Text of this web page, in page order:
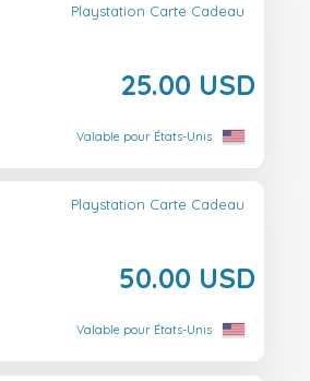
Playstation Carte Cadeau
25.00 USD
Valable pour États-Unis
Playstation Carte Cadeau
50.00 USD
Valable pour États-Unis